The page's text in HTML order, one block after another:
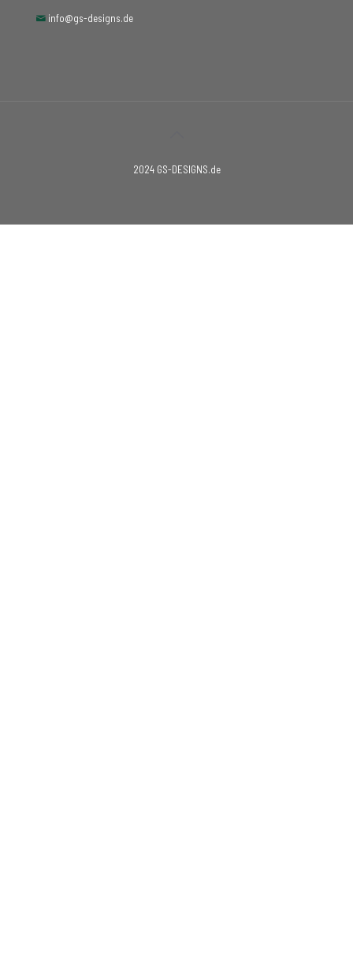
info@gs-designs.de
2024 GS-DESIGNS.de